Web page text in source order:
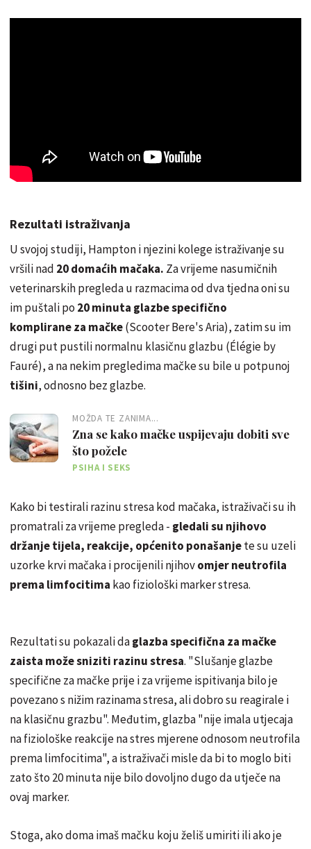
Rezultati istraživanja
U svojoj studiji, Hampton i njezini kolege istraživanje su
vršili nad 20 domaćih mačaka. Za vrijeme nasumičnih
veterinarskih pregleda u razmacima od dva tjedna oni su
im puštali po 20 minuta glazbe specifično
komplirane za mačke(Scooter Bere's Aria), zatim su im
drugi put pustili normalnu klasičnu glazbu (Élégie by
Fauré), a na nekim pregledima mačke su bile u potpunoj
tišini, odnosno bez glazbe.
MOŽDA TE ZANIMA...
Zna se kako mačke uspijevaju dobiti sve
što požele
PSIHA I SEKS
Kako bi testirali razinu stresa kod mačaka, istraživači su ih
promatrali za vrijeme pregleda - gledali su njihovo
držanje tijela, reakcije, općenito ponašanjete su uzeli
uzorke krvi mačaka i procijenili njihovomjer neutrofila
prema limfocitima kao fiziološki marker stresa.
Rezultati su pokazali daglazba specifična za mačke
zaista može sniziti razinu stresa. "Slušanje glazbe
specifične za mačke prije i za vrijeme ispitivanja bilo je
povezano s nižim razinama stresa, ali dobro su reagirale i
na klasičnu grazbu". Međutim, glazba "nije imala utjecaja
na fiziološke reakcije na stres mjerene odnosom neutrofila
prema limfocitima", a istraživači misle da bi to moglo biti
zato što 20 minuta nije bilo dovoljno dugo da utječe na
ovaj marker.
Stoga, ako doma imaš mačku koju želiš umiriti ili ako je